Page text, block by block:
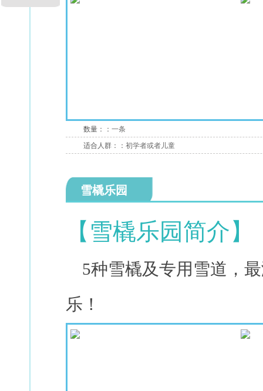
数量：： 一条
适合人群：： 初学者或者儿童
雪橇乐园
【雪橇乐园简介】
5种雪橇及专用雪道，
乐！